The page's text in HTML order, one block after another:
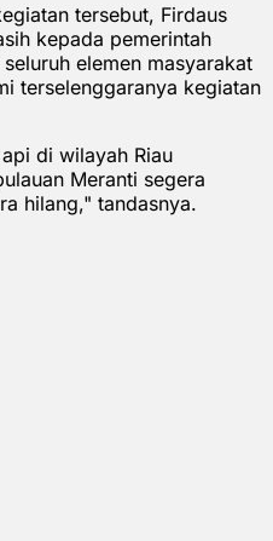
tersebut, Firdaus
kepada pemerintah
elemen masyarakat
terselenggaranya kegiatan
di wilayah Riau
Meranti segera
hilang," tandasnya.